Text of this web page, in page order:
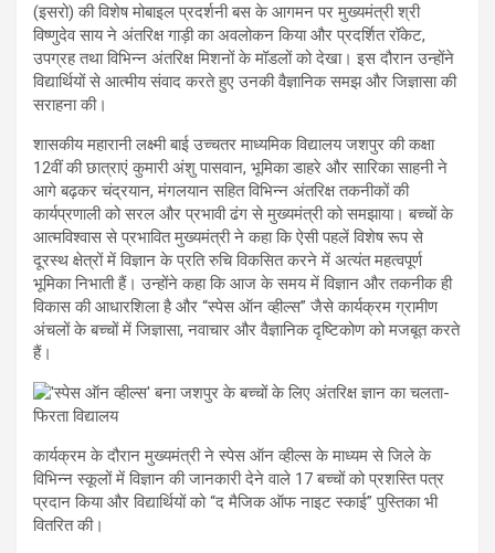
(इसरो) की विशेष मोबाइल प्रदर्शनी बस के आगमन पर मुख्यमंत्री श्री
विष्णुदेव साय ने अंतरिक्ष गाड़ी का अवलोकन किया और प्रदर्शित रॉकेट,
उपग्रह तथा विभिन्न अंतरिक्ष मिशनों के मॉडलों को देखा। इस दौरान उन्होंने
विद्यार्थियों से आत्मीय संवाद करते हुए उनकी वैज्ञानिक समझ और जिज्ञासा की
सराहना की।
शासकीय महारानी लक्ष्मी बाई उच्चतर माध्यमिक विद्यालय जशपुर की कक्षा
12वीं की छात्राएं कुमारी अंशु पासवान, भूमिका डाहरे और सारिका साहनी ने
आगे बढ़कर चंद्रयान, मंगलयान सहित विभिन्न अंतरिक्ष तकनीकों की
कार्यप्रणाली को सरल और प्रभावी ढंग से मुख्यमंत्री को समझाया। बच्चों के
आत्मविश्वास से प्रभावित मुख्यमंत्री ने कहा कि ऐसी पहलें विशेष रूप से
दूरस्थ क्षेत्रों में विज्ञान के प्रति रुचि विकसित करने में अत्यंत महत्वपूर्ण
भूमिका निभाती हैं। उन्होंने कहा कि आज के समय में विज्ञान और तकनीक ही
विकास की आधारशिला है और “स्पेस ऑन व्हील्स” जैसे कार्यक्रम ग्रामीण
अंचलों के बच्चों में जिज्ञासा, नवाचार और वैज्ञानिक दृष्टिकोण को मजबूत करते
हैं।
कार्यक्रम के दौरान मुख्यमंत्री ने स्पेस ऑन व्हील्स के माध्यम से जिले के
विभिन्न स्कूलों में विज्ञान की जानकारी देने वाले 17 बच्चों को प्रशस्ति पत्र
प्रदान किया और विद्यार्थियों को “द मैजिक ऑफ नाइट स्काई” पुस्तिका भी
वितरित की।